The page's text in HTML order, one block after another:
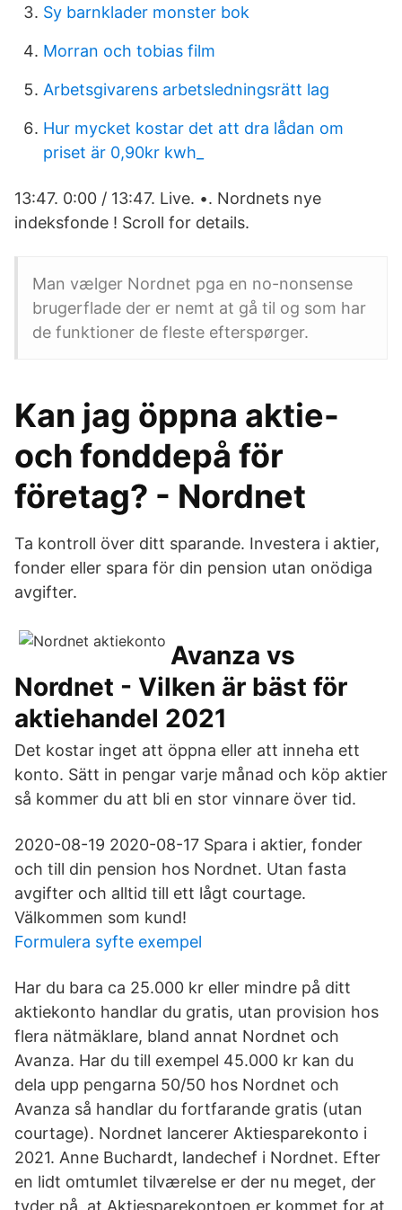
Sy barnklader monster bok
Morran och tobias film
Arbetsgivarens arbetsledningsrätt lag
Hur mycket kostar det att dra lådan om
priset är 0,90kr kwh_
13:47. 0:00 / 13:47. Live. •. Nordnets nye
indeksfonde ! Scroll for details.
Man vælger Nordnet pga en no-nonsense
brugerflade der er nemt at gå til og som har
de funktioner de fleste efterspørger.
Kan jag öppna aktie-
och fonddepå för
företag? - Nordnet
Ta kontroll över ditt sparande. Investera i aktier,
fonder eller spara för din pension utan onödiga
avgifter.
Avanza vs
Nordnet - Vilken är bäst för
aktiehandel 2021
Det kostar inget att öppna eller att inneha ett
konto. Sätt in pengar varje månad och köp aktier
så kommer du att bli en stor vinnare över tid.
2020-08-19 2020-08-17 Spara i aktier, fonder
och till din pension hos Nordnet. Utan fasta
avgifter och alltid till ett lågt courtage.
Välkommen som kund!
Formulera syfte exempel
Har du bara ca 25.000 kr eller mindre på ditt
aktiekonto handlar du gratis, utan provision hos
flera nätmäklare, bland annat Nordnet och
Avanza. Har du till exempel 45.000 kr kan du
dela upp pengarna 50/50 hos Nordnet och
Avanza så handlar du fortfarande gratis (utan
courtage). Nordnet lancerer Aktiesparekonto i
2021. Anne Buchardt, landechef i Nordnet. Efter
en lidt omtumlet tilværelse er der nu meget, der
tyder på, at Aktiesparekontoen er kommet for at